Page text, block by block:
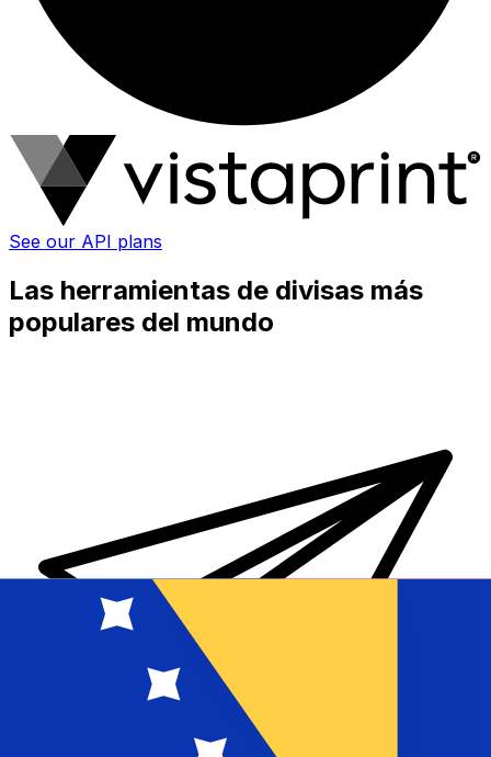
See our API plans
Las herramientas de divisas más
populares del mundo